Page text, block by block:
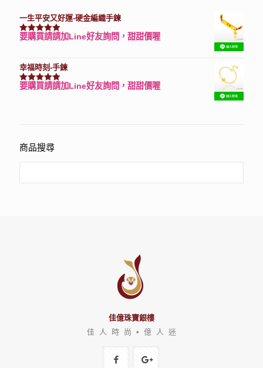
一生平安又好運-硬金編織手鍊
評分7740滿分 5
要購買請請加Line好友詢問，甜甜價喔
幸福時刻-手鍊
評分3150滿分 5
要購買請請加Line好友詢問，甜甜價喔
商品搜尋
佳億珠寶銀樓
佳 人 時 尚 • 億 人 迷